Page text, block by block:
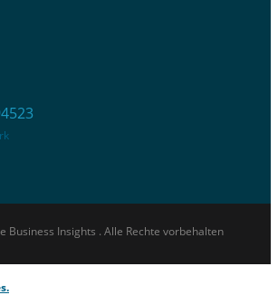
Business Insights . Alle Rechte vorbehalten